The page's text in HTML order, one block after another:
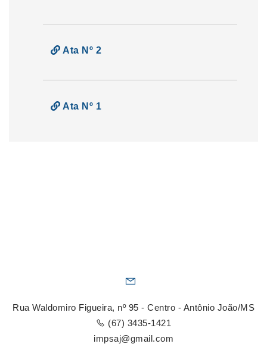
Ata Nº 2
Ata Nº 1
Rua Waldomiro Figueira, nº 95 - Centro - Antônio João/MS
(67) 3435-1421
impsaj@gmail.com